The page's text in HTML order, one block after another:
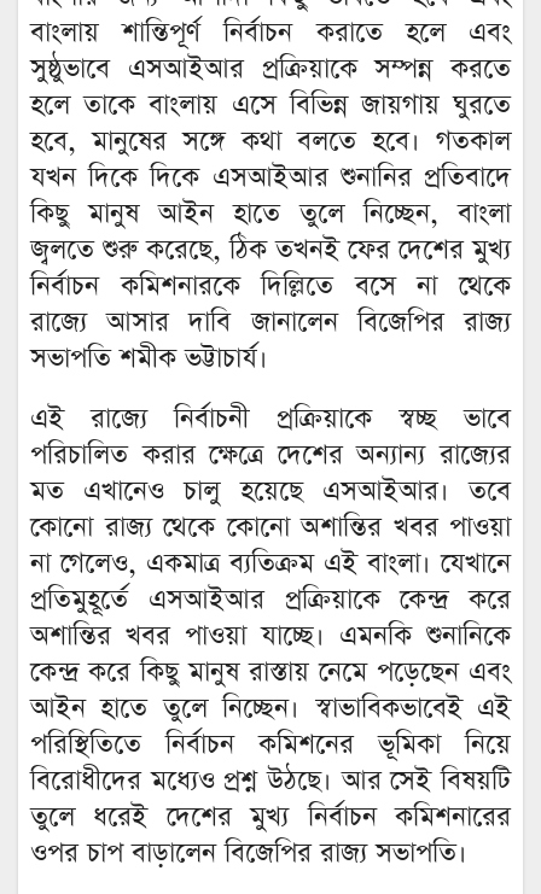
বাংলায় শান্তিপূর্ণ নির্বাচন করাতে হলে এবং
সুষ্ঠুভাবে এসআইআর প্রক্রিয়াকে সম্পন্ন করতে
হলে তাকে বাংলায় এসে বিভিন্ন জায়গায় ঘুরতে
হবে, মানুষের সঙ্গে কথা বলতে হবে। গতকাল
যখন দিকে দিকে এসআইআর শুনানির প্রতিবাদে
কিছু মানুষ আইন হাতে তুলে নিচ্ছেন, বাংলা
জ্বলতে শুরু করেছে, ঠিক তখনই ফের দেশের মুখ্য
নির্বাচন কমিশনারকে দিল্লিতে বসে না থেকে
রাজ্যে আসার দাবি জানালেন বিজেপির রাজ্য
সভাপতি শমীক ভট্টাচার্য।
এই রাজ্যে নির্বাচনী প্রক্রিয়াকে স্বচ্ছ ভাবে
পরিচালিত করার ক্ষেত্রে দেশের অন্যান্য রাজ্যের
মত এখানেও চালু হয়েছে এসআইআর। তবে
কোনো রাজ্য থেকে কোনো অশান্তির খবর পাওয়া
না গেলেও, একমাত্র ব্যতিক্রম এই বাংলা। যেখানে
প্রতিমুহূর্তে এসআইআর প্রক্রিয়াকে কেন্দ্র করে
অশান্তির খবর পাওয়া যাচ্ছে। এমনকি শুনানিকে
কেন্দ্র করে কিছু মানুষ রাস্তায় নেমে পড়েছেন এবং
আইন হাতে তুলে নিচ্ছেন। স্বাভাবিকভাবেই এই
পরিস্থিতিতে নির্বাচন কমিশনের ভূমিকা নিয়ে
বিরোধীদের মধ্যেও প্রশ্ন উঠছে। আর সেই বিষয়টি
তুলে ধরেই দেশের মুখ্য নির্বাচন কমিশনারের
ওপর চাপ বাড়ালেন বিজেপির রাজ্য সভাপতি।